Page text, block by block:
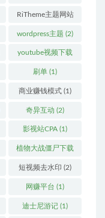
RiTheme主题网站
(1)
wordpress主题 (2)
youtube视频下载
(1)
刷单 (1)
商业赚钱模式 (1)
奇异互动 (2)
影视站CPA (1)
植物大战僵尸下载
(1)
短视频去水印 (2)
网赚平台 (1)
迪士尼游记 (1)